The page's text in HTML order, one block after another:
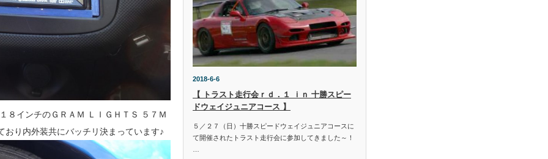
８インチのＧＲＡＭ ＬＩＧＨＴＳ ５７Ｍ
り内外装共にバッチリ決まっています♪
2018-6-6
【 トラスト走行会ｒｄ．１ ｉｎ 十勝スピー
ドウェイジュニアコース 】
５／２７（日）十勝スピードウェイジュニアコースに
て開催されたトラスト走行会に参加してきました～！